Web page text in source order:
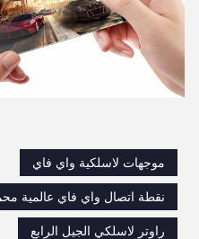
موجهات لاسلكية واي فاي
نقطة اتصال واي فاي عالمية
راوتر لاسلكي الجيل الرابع